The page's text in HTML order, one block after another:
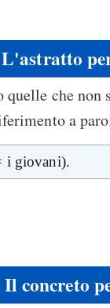
L'astratto
che non
a
i giovani).
Il concreto